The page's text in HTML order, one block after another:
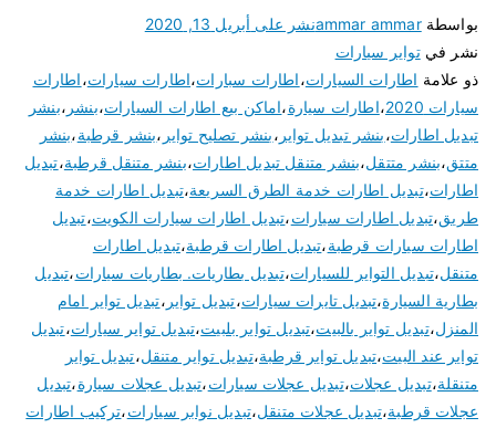
بواسطةammar ammarنشر على أبريل 13, 2020
نشر فيتواير سيارات
ذو علامة اطارات السيارات،اطارات سبارات،اطارات سيارات،اطارات
سيارات 2020
،اطارات سيارة،اماكن بيع اطارات السيارات،بنشر ،بنشر
تبديل اطارات،بنشر تبديل تواير ،بنشر تصليح تواير ،بنشر قرطبة،بنشر
متتق،بنشر متتقل،بنشر متنقل تبديل اطارات،بنشر متنقل قرطبة،تبديل
اطارات،تبديل اطارات خدمة الطرق السريعة،تبديل اطارات خدمة
طريق،تبديل اطارات سيارات،تبديل اطارات سيارات الكويت،تبديل
اطارات سيارات قرطبة،تبديل اطارات قرطبة،تبديل اطارات
متنقل،تبديل التواير للسيارات،تبديل بطاريات. بطاريات سيارات،تبديل
بطارية السيارة،تبديل تايرات سيارات،تبديل تواير ،تبديل تواير امام
المنزل،تبديل تواير بالبيت،تبديل تواير بلبيت،تبديل تواير سيارات،تبديل
تواير عند البيت،تبديل تواير قرطبة،تبديل تواير متنقل،تبديل تواير
متنقلة،تبديل عجلات،تبديل عجلات سيارات،تبديل عجلات سيارة،تبديل
عجلات قرطبة،تبديل عجلات متنقل،تبديل نوابر سيارات،تركيب اطارات